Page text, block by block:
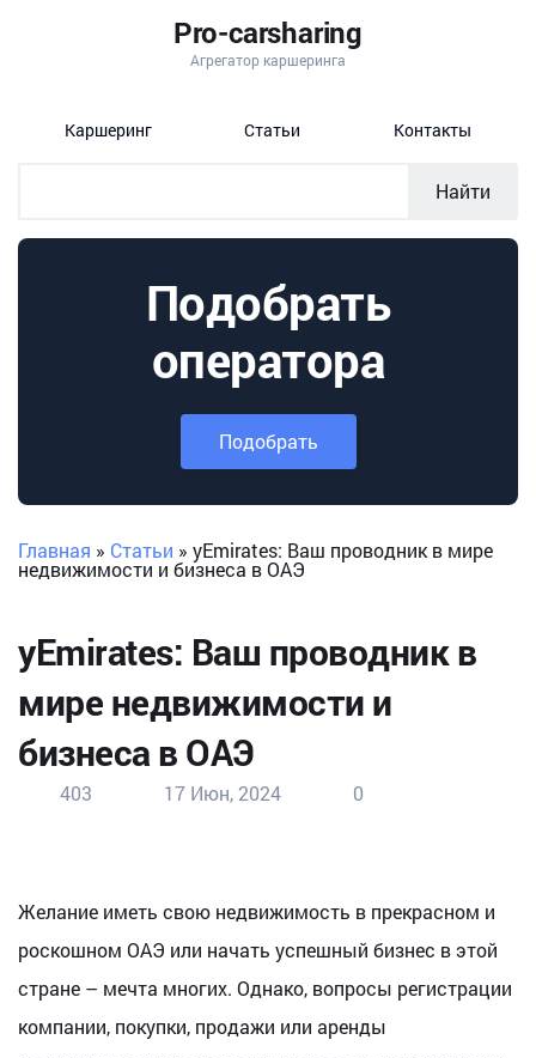
Pro-carsharing
Агрегатор каршеринга
Каршеринг Статьи Контакты
Найти
Подобрать
оператора
Подобрать
Главная » Статьи » yEmirates: Ваш проводник в мире
недвижимости и бизнеса в ОАЭ
yEmirates: Ваш проводник в
мире недвижимости и
бизнеса в ОАЭ
403 17 Июн, 2024 0
Желание иметь свою недвижимость в прекрасном и
роскошном ОАЭ или начать успешный бизнес в этой
стране – мечта многих. Однако, вопросы регистрации
компании, покупки, продажи или аренды